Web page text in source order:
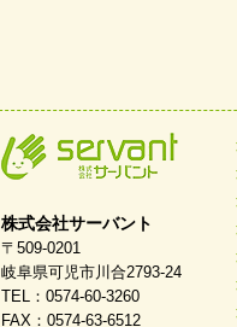
株式会社サーバント
〒509-0201
岐阜県可児市川合2793-24
TEL：0574-60-3260
FAX：0574-63-6512